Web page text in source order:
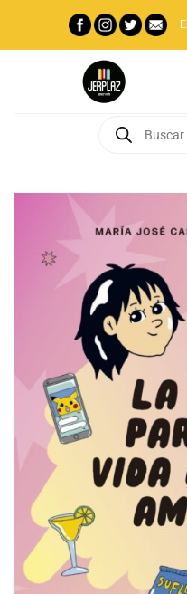
contenido
productos